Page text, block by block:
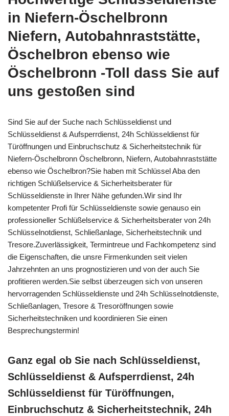
in Niefern-Öschelbronn
Niefern, Autobahnraststätte,
Öschelbron ebenso wie
Öschelbronn -Toll dass Sie auf
uns gestoßen sind
Sind Sie auf der Suche nach Schlüsseldienst und
Schlüsseldienst & Aufsperrdienst, 24h Schlüsseldienst für
Türöffnungen und Einbruchschutz & Sicherheitstechnik für
Niefern-Öschelbronn Öschelbronn, Niefern, Autobahnraststätte
ebenso wie Öschelbron?Sie haben mit Schlüssel Aba den
richtigen Schlüßelservice & Sicherheitsberater für
Schlüsseldienste in Ihrer Nähe gefunden.Wir sind Ihr
kompetenter Profi für Schlüsseldienste sowie genauso ein
professioneller Schlüßelservice & Sicherheitsberater von 24h
Schlüsselnotdienst, Schließanlage, Sicherheitstechnik und
Tresore.Zuverlässigkeit, Termintreue und Fachkompetenz sind
die Eigenschaften, die unsre Firmenkunden seit vielen
Jahrzehnten an uns prognostizieren und von der auch Sie
profitieren werden.Sie selbst überzeugen sich von unseren
hervorragenden Schlüsseldienste und 24h Schlüsselnotdienste,
Schließanlagen, Tresore & Tresoröffnungen sowie
Sicherheitstechniken und koordinieren Sie einen
Besprechungstermin!
Ganz egal ob Sie nach Schlüsseldienst,
Schlüsseldienst & Aufsperrdienst, 24h
Schlüsseldienst für Türöffnungen,
Einbruchschutz & Sicherheitstechnik, 24h